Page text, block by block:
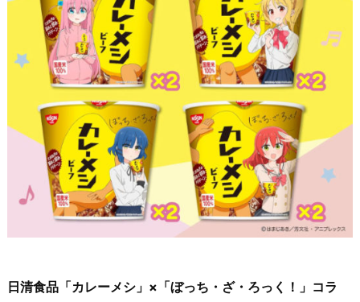
日清食品「カレーメシ」×「ぼっち・ざ・ろっく！」コラ